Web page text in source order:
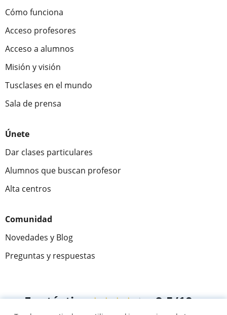
Cómo funciona
Acceso profesores
Acceso a alumnos
Misión y visión
Tusclases en el mundo
Sala de prensa
Únete
Dar clases particulares
Alumnos que buscan profesor
Alta centros
Comunidad
Novedades y Blog
Preguntas y respuestas
Fantástica★★★★★ 9,5/10